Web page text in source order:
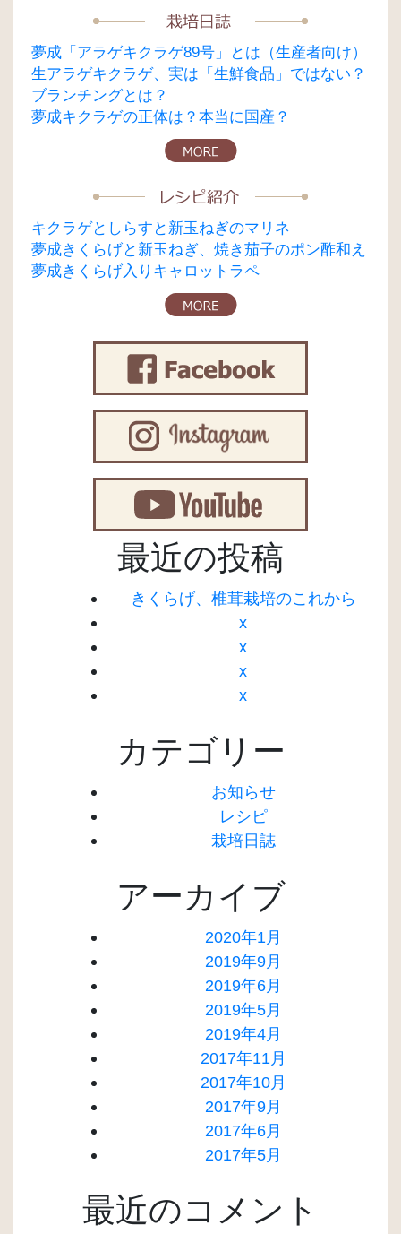
夢成「アラゲキクラゲ89号」とは（生産者向け）
生アラゲキクラゲ、実は「生鮮食品」ではない？
ブランチングとは？
夢成キクラゲの正体は？本当に国産？
キクラゲとしらすと新玉ねぎのマリネ
夢成きくらげと新玉ねぎ、焼き茄子のポン酢和え
夢成きくらげ入りキャロットラペ
最近の投稿
きくらげ、椎茸栽培のこれから
x
x
x
x
カテゴリー
お知らせ
レシピ
栽培日誌
アーカイブ
2020年1月
2019年9月
2019年6月
2019年5月
2019年4月
2017年11月
2017年10月
2017年9月
2017年6月
2017年5月
最近のコメント